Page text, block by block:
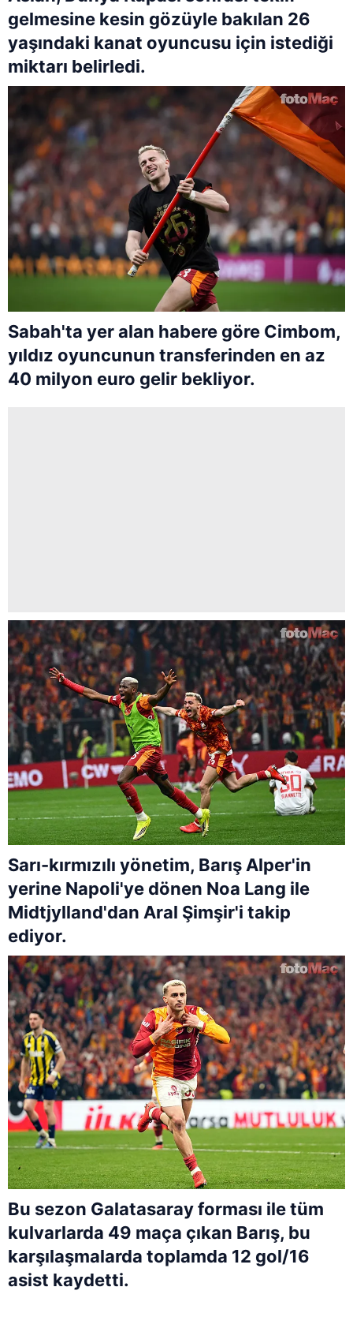
gelmesine kesin gözüyle bakılan 26
yaşındaki kanat oyuncusu için istediği
miktarı belirledi.
Sabah'ta yer alan habere göre Cimbom,
yıldız oyuncunun transferinden en az
40 milyon euro gelir bekliyor.
Sarı-kırmızılı yönetim, Barış Alper'in
yerine Napoli'ye dönen Noa Lang ile
Midtjylland'dan Aral Şimşir'i takip
ediyor.
Bu sezon Galatasaray forması ile tüm
kulvarlarda 49 maça çıkan Barış, bu
karşılaşmalarda toplamda 12 gol/16
asist kaydetti.